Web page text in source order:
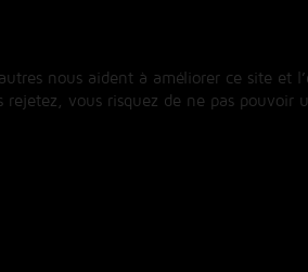
nous aident à améliorer ce site et
vous risquez de ne pas pouvoir